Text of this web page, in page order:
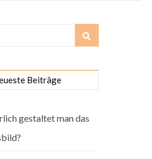
Beiträge
gestaltet man das